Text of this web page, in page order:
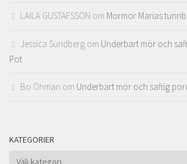
LAILA GUSTAFSSON om Mormor Marias
Jessica Sundberg om Underbart mör och
Pot
Bo Öhman om Underbart mör och saftig
KATEGORIER
Kategorier